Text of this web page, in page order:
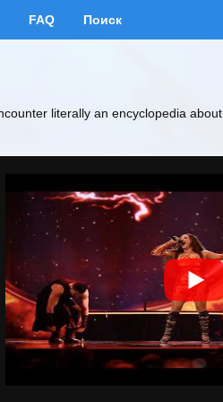
FAQ Поиск
literally an encyclopedia about